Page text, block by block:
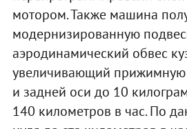
мотором. Также машина
модернизированную
аэродинамический обвес
увеличивающий прижимную
и задней оси до 10
140 километров в час. По